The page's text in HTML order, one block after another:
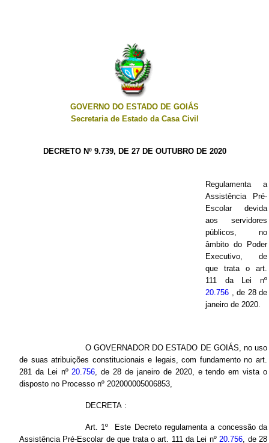
GOVERNO DO ESTADO DE GOIÁS
Secretaria de Estado da Casa Civil
DECRETO Nº 9.739, DE 27 DE OUTUBRO DE 2020
Regulamenta a
Assistência Pré-
Escolar devida
aos servidores
públicos, no
âmbito do Poder
Executivo, de
que trata o art.
111 da Lei nº
20.756 , de 28 de
janeiro de 2020.
O GOVERNADOR DO ESTADO DE GOIÁS, no uso
de suas atribuições constitucionais e legais, com fundamento no art.
281 da Lei nº20.756, de 28 de janeiro de 2020, e tendo em vista o
disposto no Processo nº 202000005006853,
DECRETA :
Art. 1º Este Decreto regulamenta a concessão da
Assistência Pré-Escolar de que trata o art. 111 da Lei nº20.756, de 28